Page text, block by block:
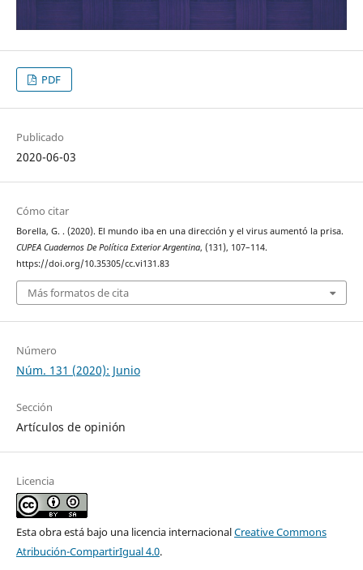
PDF
Publicado
2020-06-03
Cómo citar
Borella, G. . (2020). El mundo iba en una dirección y el virus aumentó la prisa.
CUPEA Cuadernos De Política Exterior Argentina, (131), 107–114.
https://doi.org/10.35305/cc.vi131.83
Más formatos de cita
Número
Núm. 131 (2020): Junio
Sección
Artículos de opinión
Licencia
Esta obra está bajo una licencia internacionalCreative Commons
Atribución-CompartirIgual 4.0.